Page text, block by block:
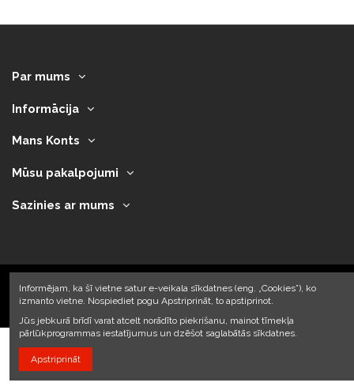
Par mums
Informācija
Mans Konts
Mūsu pakalpojumi
Sazinies ar mums
2023 © Armando Auto SIA
Informējam, ka šī vietne satur e-veikala sīkdatnes (eng. „Cookies”), ko
izmanto vietne. Nospiediet pogu Apstriprināt, to apstiprinot.
Jūs jebkurā brīdī varat atcelt norādīto piekrišanu, mainot tīmekļa
pārlūkprogrammas iestatījumus un dzēšot saglabātās sīkdatnes.
Apstriprināt